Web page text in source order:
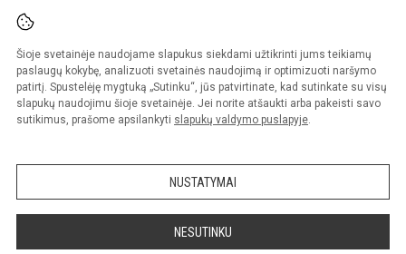
Šioje svetainėje naudojame slapukus siekdami užtikrinti jums teikiamų
paslaugų kokybę, analizuoti svetainės naudojimą ir optimizuoti naršymo
patirtį. Spustelėję mygtuką „Sutinku“, jūs patvirtinate, kad sutinkate su visų
slapukų naudojimu šioje svetainėje. Jei norite atšaukti arba pakeisti savo
sutikimus, prašome apsilankyti slapukų valdymo puslapyje.
NUSTATYMAI
NESUTINKU
El. p.
Duomenys kaupiami ir saugomi
Juridinių asmenų registre
Įmonės kodas 190556414
Kopijuoti turinį be raštiško gimnazijos sutikimo griežtai draudžiama.
Prieinamumo paraiška Slapukų politika
svetainę